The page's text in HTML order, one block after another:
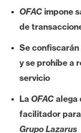
t
e
r
u
m
I
A
OFACimpone
de
Se
y se prohíbe a
servicio
La OFACalega
facilitador
Grupo Lazarus